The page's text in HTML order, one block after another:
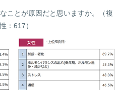
ことが原因だと思いますか。（複
：617）